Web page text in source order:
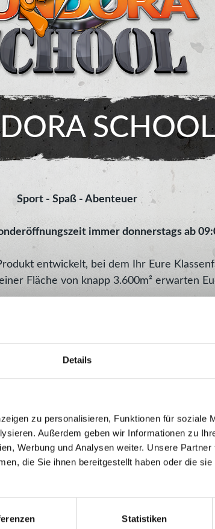
Details
zu personalisieren, Funktionen für soziale
Außerdem geben wir Informationen zu
Werbung und Analysen weiter. Unsere
die Sie ihnen bereitgestellt haben oder die
Statistiken
SCHOOL
Sport - Spaß - Abenteuer
immer donnerstags ab
entwickelt, bei dem Ihr Eure
Fläche von knapp 3.600m² erwarten